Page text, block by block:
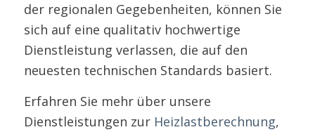
der regionalen Gegebenheiten, können Sie
sich auf eine qualitativ hochwertige
Dienstleistung verlassen, die auf den
neuesten technischen Standards basiert.
Erfahren Sie mehr über unsere
Dienstleistungen zur Heizlastberechnung,